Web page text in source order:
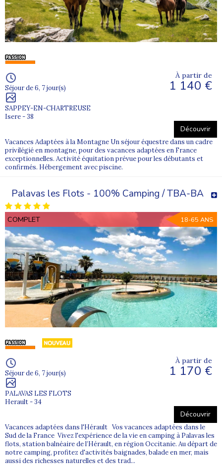
Séjour de 6, 7 jour(s)
SAPPEY-EN-CHARTREUSE
Isere - 38
À partir de
1 140 €
Découvrir
Vacances Adaptées à la Montagne Un séjour équestre dans un cadre
privilégié en montagne, pour des vacances adaptées en France
exceptionnelles. Activité équitation prévue pour les débutants et
confirmés. Hébergement avec piscine.
Palavas les Flots - 100% Camping / TBA-BA
COMPLET 18-65 ANS
Séjour de 6, 7 jour(s)
PALAVAS LES FLOTS
Herault - 34
À partir de
1 170 €
Découvrir
Vacances adaptées dans l'Hérault Vos vacances adaptées dans le
Sud de la France Vivez l'expérience de la vie en camping à Palavas les
flots, station balnéaire de l’Hérault, en région Occitanie. Au départ de
notre camping, profitez d'activités baignades, balade en mer, mais
aussi des richesses naturelles et des trad...